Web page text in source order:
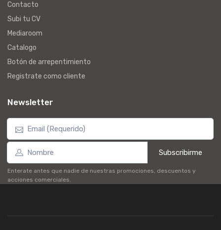
Contacto
Subi tu CV
Mediaroom
Catalogo
Botón de arrepentimiento
Registrate como cliente
Newsletter
Subscribirme
Enterate antes que nadie de nuestras promociones, descuentos y
acciones comerciales.